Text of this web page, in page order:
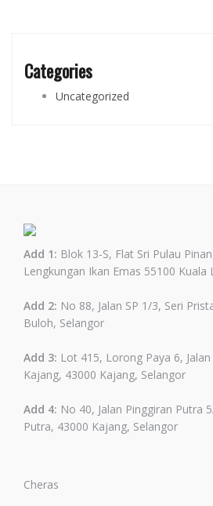
Categories
Uncategorized
Add 1: Blok 13-S, Flat Sri Pulau
Lengkungan Ikan Emas 55100 Kuala
Add 2: No 88, Jalan SP 1/3, Seri
Buloh, Selangor
Add 3: Lot 415, Lorong Paya 6,
Kajang, 43000 Kajang, Selangor
Add 4: No 40, Jalan Pinggiran Putra
Putra, 43000 Kajang, Selangor
Cheras